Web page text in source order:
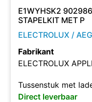
E1WYHSK2
STAPELKIT MET P
ELECTROLUX / AEG
Fabrikant
ELECTROLUX
Tussenstuk met
Direct leverbaar